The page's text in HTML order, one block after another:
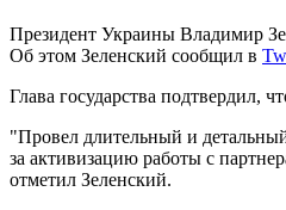
Президент Украины Владимир
Об этом Зеленский сообщил в
Глава государства подтвердил,
"Провел длительный и
за активизацию работы с
отметил Зеленский.